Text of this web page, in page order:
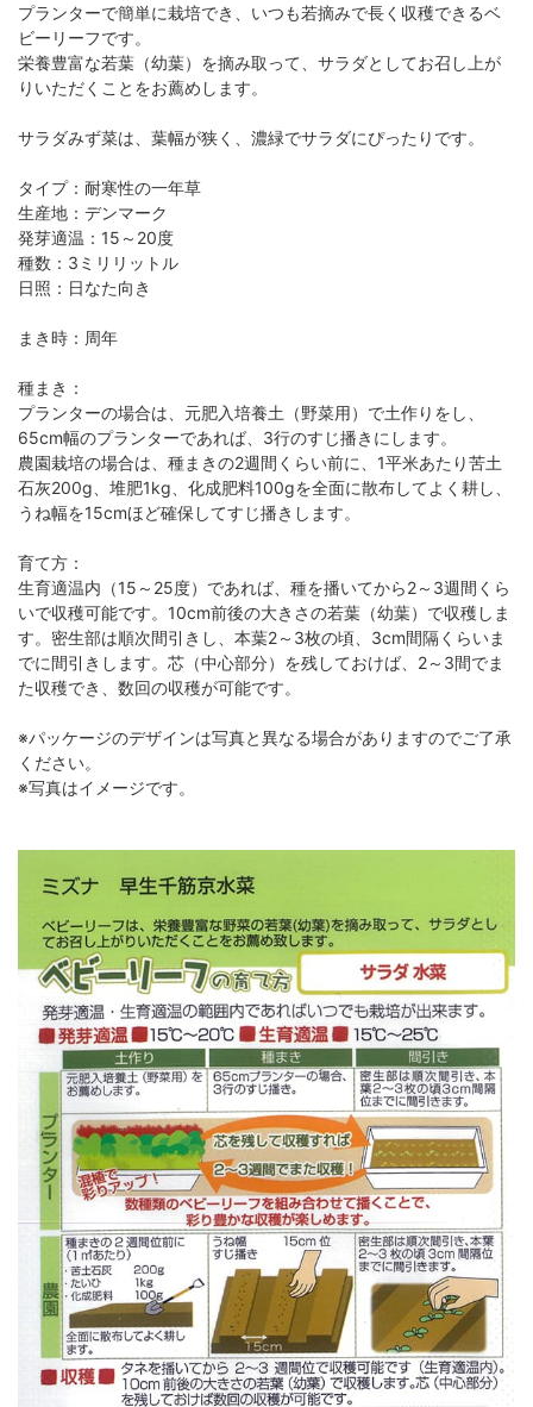
プランターで簡単に栽培でき、いつも若摘みで長く収穫できるベ
ビーリーフです。
栄養豊富な若葉（幼葉）を摘み取って、サラダとしてお召し上が
りいただくことをお薦めします。
サラダみず菜は、葉幅が狭く、濃緑でサラダにぴったりです。
タイプ：耐寒性の一年草
生産地：デンマーク
発芽適温：15～20度
種数：3ミリリットル
日照：日なた向き
まき時：周年
種まき：
プランターの場合は、元肥入培養土（野菜用）で土作りをし、
65cm幅のプランターであれば、3行のすじ播きにします。
農園栽培の場合は、種まきの2週間くらい前に、1平米あたり苦土
石灰200g、堆肥1kg、化成肥料100gを全面に散布してよく耕し、
うね幅を15cmほど確保してすじ播きします。
育て方：
生育適温内（15～25度）であれば、種を播いてから2～3週間くら
いで収穫可能です。10cm前後の大きさの若葉（幼葉）で収穫しま
す。密生部は順次間引きし、本葉2～3枚の頃、3cm間隔くらいま
でに間引きします。芯（中心部分）を残しておけば、2～3間でま
た収穫でき、数回の収穫が可能です。
※パッケージのデザインは写真と異なる場合がありますのでご了承
ください。
※写真はイメージです。